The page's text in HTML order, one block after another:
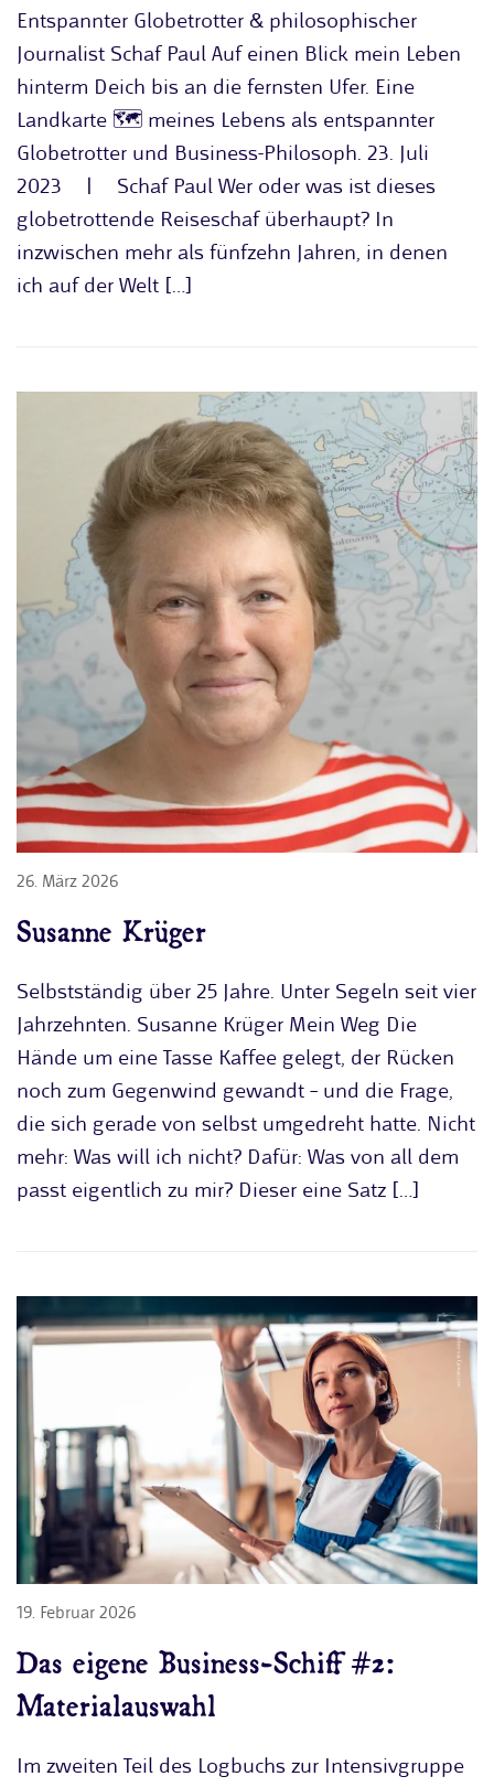
Entspannter Globetrotter & philosophischer
Journalist Schaf Paul Auf einen Blick mein Leben
hinterm Deich bis an die fernsten Ufer. Eine
Landkarte 🗺️ meines Lebens als entspannter
Globetrotter und Business-Philosoph. 23. Juli
2023 | Schaf Paul Wer oder was ist dieses
globetrottende Reiseschaf überhaupt? In
inzwischen mehr als fünfzehn Jahren, in denen
ich auf der Welt […]
26. März 2026
Susanne Krüger
Selbstständig über 25 Jahre. Unter Segeln seit vier
Jahrzehnten. Susanne Krüger Mein Weg Die
Hände um eine Tasse Kaffee gelegt, der Rücken
noch zum Gegenwind gewandt – und die Frage,
die sich gerade von selbst umgedreht hatte. Nicht
mehr: Was will ich nicht? Dafür: Was von all dem
passt eigentlich zu mir? Dieser eine Satz […]
19. Februar 2026
Das eigene Business-Schiff #2:
Materialauswahl
Im zweiten Teil des Logbuchs zur Intensivgruppe